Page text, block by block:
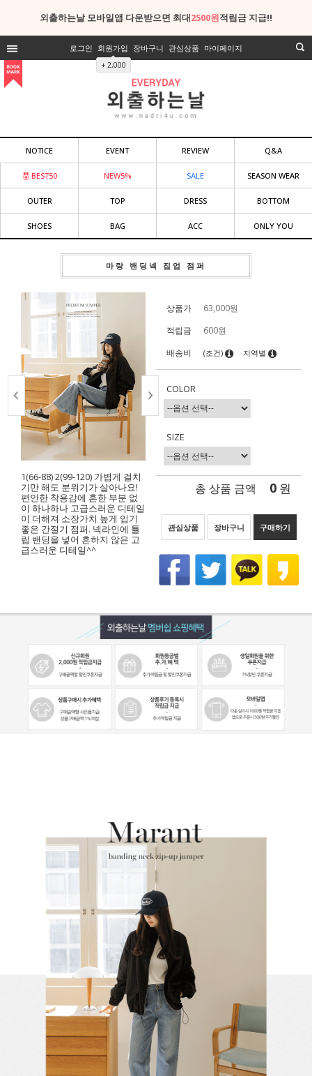
외출하는날 모바일앱 다운받으면 최대2500원적립금 지급!!
로그인 회원가입
+ 2,000
장바구니 관심상품 마이페이지
NOTICE EVENT REVIEW Q&A
BEST50 NEW5% SALE SEASON WEAR
OUTER TOP DRESS BOTTOM
SHOES BAG ACC ONLY YOU
마랑 밴딩넥 집업 점퍼
1(66-88) 2(99-120) 가볍게 걸치
기만 해도 분위기가 살아나요!
편안한 착용감에 흔한 부분 없
이 하나하나 고급스러운 디테일
이 더해져 소장가치 높게 입기
좋은 간절기 점퍼. 넥라인에 튤
립 밴딩을 넣어 흔하지 않은 고
급스러운 디테일^^
상품가 63,000원
적립금
600원
배송비
(조건) 지역별
COLOR
SIZE
총 상품 금액 0 원
관심상품 장바구니 구매하기